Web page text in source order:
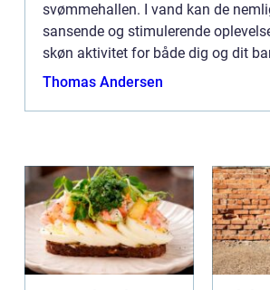
svømmehallen. I vand kan de
sansende og stimulerende
skøn aktivitet for både dig og dit
kan læ...
Thomas Andersen